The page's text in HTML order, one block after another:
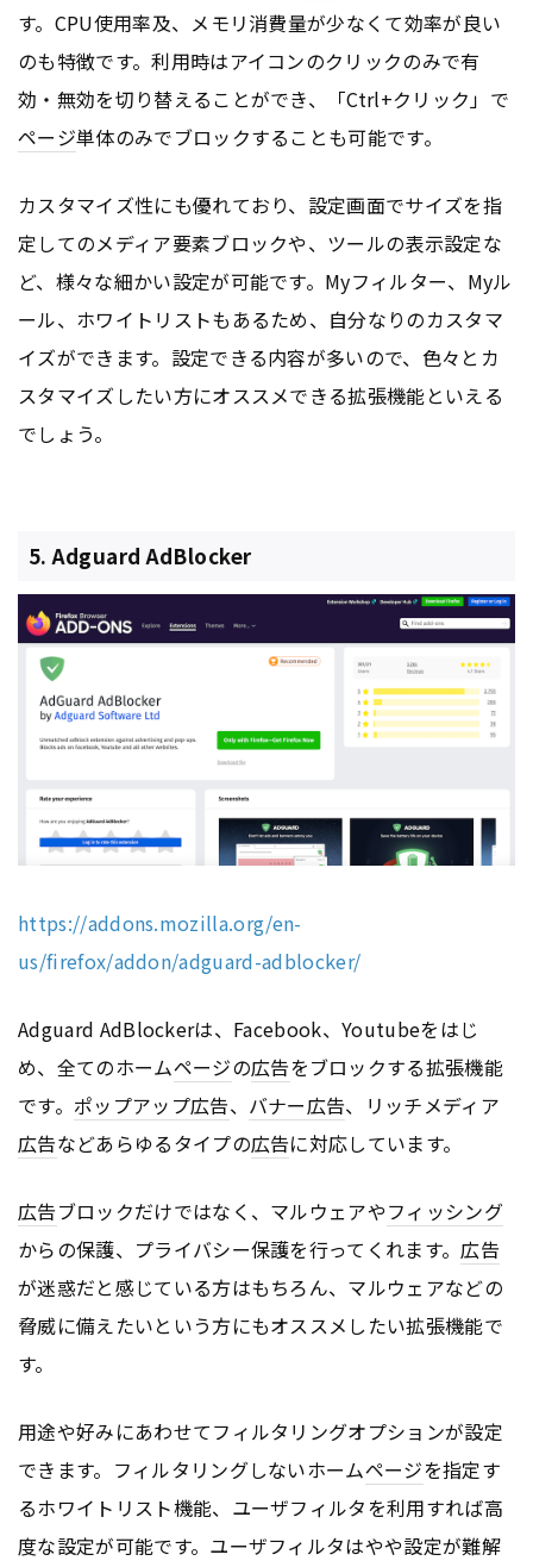
す。CPU使用率及、メモリ消費量が少なくて効率が良い
のも特徴です。利用時はアイコンのクリックのみで有
効・無効を切り替えることができ、「Ctrl+クリック」で
ページ単体のみでブロックすることも可能です。
カスタマイズ性にも優れており、設定画面でサイズを指
定してのメディア要素ブロックや、ツールの表示設定な
ど、様々な細かい設定が可能です。Myフィルター、Myル
ール、ホワイトリストもあるため、自分なりのカスタマ
イズができます。設定できる内容が多いので、色々とカ
スタマイズしたい方にオススメできる拡張機能といえる
でしょう。
5. Adguard AdBlocker
https://addons.mozilla.org/en-
us/firefox/addon/adguard-adblocker/
Adguard AdBlockerは、Facebook、Youtubeをはじ
め、全てのホームページの広告をブロックする拡張機能
です。 ポップアップ広告、 バナー広告、リッチメディア
広告などあらゆるタイプの広告に対応しています。
広告ブロックだけではなく、マルウェアやフィッシング
からの保護、プライバシー保護を行ってくれます。 広告
が迷惑だと感じている方はもちろん、マルウェアなどの
脅威に備えたいという方にもオススメしたい拡張機能で
す。
用途や好みにあわせてフィルタリングオプションが設定
できます。フィルタリングしないホームページを指定す
るホワイトリスト機能、ユーザフィルタを利用すれば高
度な設定が可能です。ユーザフィルタはやや設定が難解